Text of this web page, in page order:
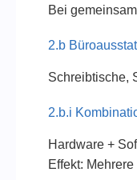
Bei
2.b
Schreibtische,
2.b.i
Hardware +
Effekt: